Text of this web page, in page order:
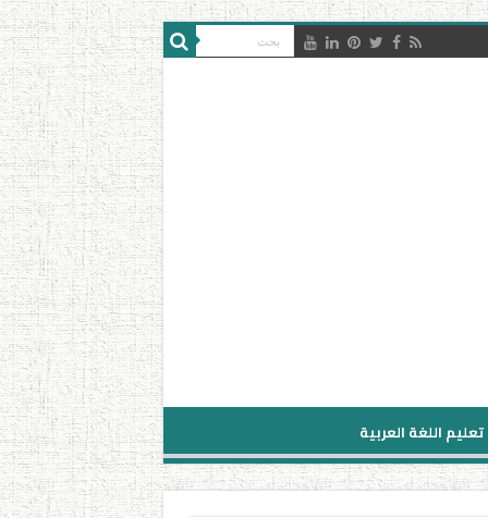
تعليم اللغة العربية